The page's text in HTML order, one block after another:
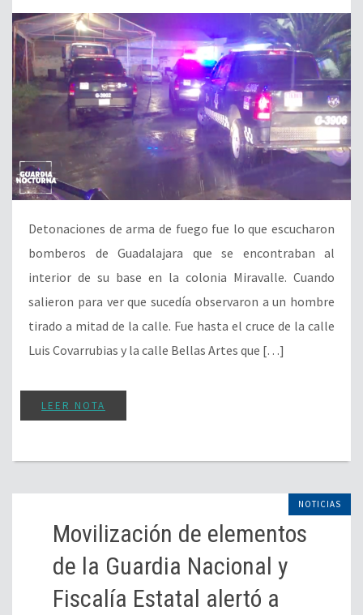
Detonaciones de arma de fuego fue lo que escucharon
bomberos de Guadalajara que se encontraban al
interior de su base en la colonia Miravalle. Cuando
salieron para ver que sucedía observaron a un hombre
tirado a mitad de la calle. Fue hasta el cruce de la calle
Luis Covarrubias y la calle Bellas Artes que […]
LEER NOTA
NOTICIAS
Movilización de elementos
de la Guardia Nacional y
Fiscalía Estatal alertó a